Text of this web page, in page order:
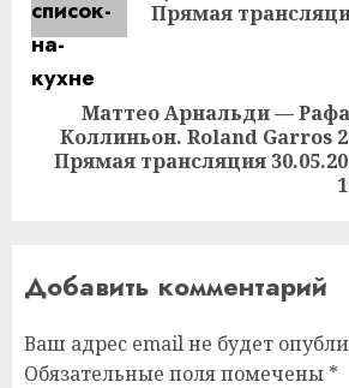
Прямая
Следующая
запись:
Маттео Арнальди —
Коллиньон. Roland Garros
Прямая трансляция
Добавить комментарий
Ваш адрес email не будет
Обязательные поля помечены *